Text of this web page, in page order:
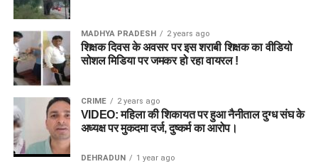
MADHYA PRADESH 2 years ago
शिक्षक दिवस के अवसर पर इस शराबी शिक्षक का वीडियो
सोशल मिडिया पर जमकर हो रहा वायरल !
CRIME 2 years ago
VIDEO: महिला की शिकायत पर हुआ नैनीताल दुग्ध संघ के
अध्यक्ष पर मुकदमा दर्ज, दुष्कर्म का आरोप।
DEHRADUN 1 year ago